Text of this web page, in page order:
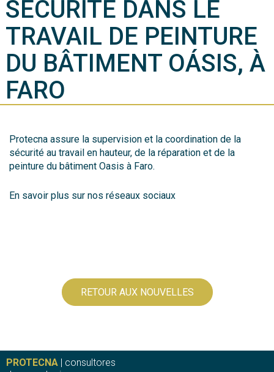
SÉCURITÉ DANS LE
TRAVAIL DE PEINTURE
DU BÂTIMENT OÁSIS, À
FARO
Protecna assure la supervision et la coordination de la
sécurité au travail en hauteur, de la réparation et de la
peinture du bâtiment Oasis à Faro.
En savoir plus sur nos réseaux sociaux
RETOUR AUX NOUVELLES
PROTECNA | consultores